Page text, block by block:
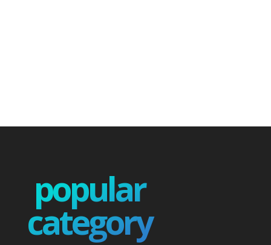
popular
category